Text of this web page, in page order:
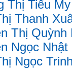
Thị Tiểu My
Thanh
Thị Quỳnh
Ngọc Nhật
Ngọc